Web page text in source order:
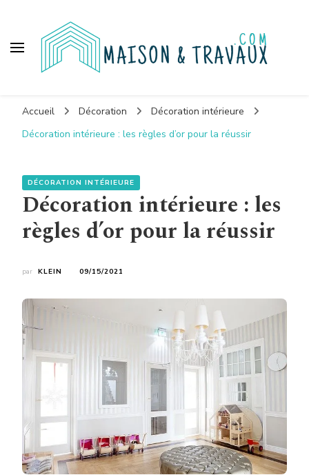
Accueil Décoration
Décoration intérieure
Décoration intérieure : les règles d’or pour la réussir
DÉCORATION INTÉRIEURE
Décoration intérieure : les
règles d’or pour la réussir
par KLEIN 09/15/2021